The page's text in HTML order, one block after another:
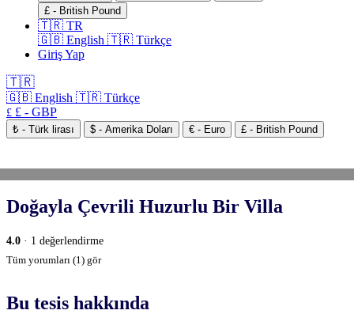
£ - British Pound
🇹🇷 TR
🇬🇧 English 🇹🇷 Türkçe
Giriş Yap
🇹🇷
🇬🇧 English 🇹🇷 Türkçe
£ £ - GBP
₺ - Türk lirası $ - Amerika Doları € - Euro £ - British Pound
Doğayla Çevrili Huzurlu Bir Villa
4.0 · 1 değerlendirme
Tüm yorumları (1) gör
Bu tesis hakkında